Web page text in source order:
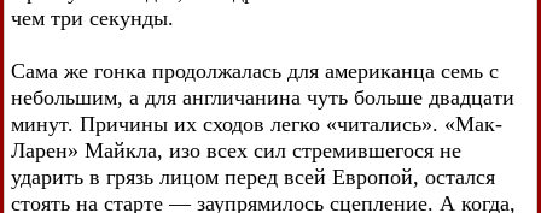
чем три секунды.
Сама же гонка продолжалась для американца семь с
небольшим, а для англичанина чуть больше двадцати
минут. Причины их сходов легко «читались». «Мак-
Ларен» Майкла, изо всех сил стремившегося не
ударить в грязь лицом перед всей Европой, остался
стоять на старте — заупрямилось сцепление. А когда,